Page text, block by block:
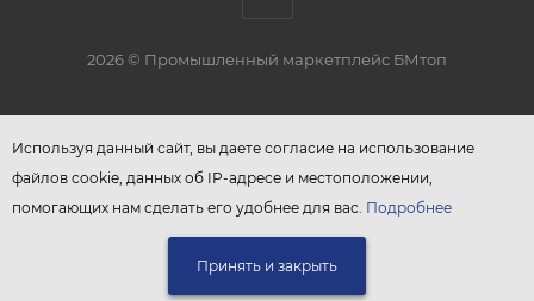
2026 © Промышленный маркетплейс БМтоп
Используя данный сайт, вы даете согласие на использование
файлов cookie, данных об IP-адресе и местоположении,
помогающих нам сделать его удобнее для вас. Подробнее
Принять и закрыть